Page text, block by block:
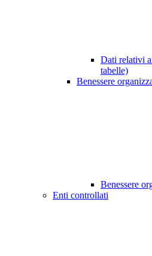
Dati relativi
tabelle)
Benessere
Benessere
Enti controllati